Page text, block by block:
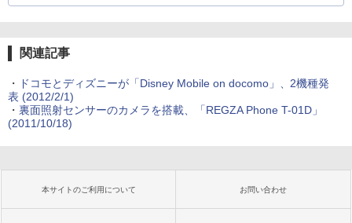
関連記事
・
ドコモとディズニーが「Disney Mobile on docomo」、2機種発
表 (2012/2/1)
・ 裏面照射センサーのカメラを搭載、「REGZA Phone T-01D」
(2011/10/18)
本サイトのご利用について お問い合わせ